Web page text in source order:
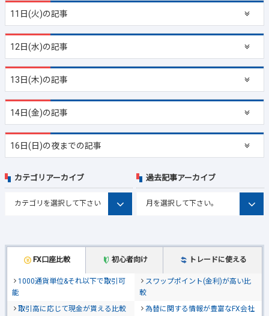
11日(火)の記事
12日(水)の記事
13日(木)の記事
14日(金)の記事
16日(日)の夜までの記事
FX口座比較 初心者向け トレードに使える
1000通貨単位&それ以下で取引可
能
スワップポイント(金利)が高い比
較
取引高に応じて現金が貰える比較
為替に関する情報が豊富なFX会社
カテゴリアーカイブ 過去記事アーカイブ